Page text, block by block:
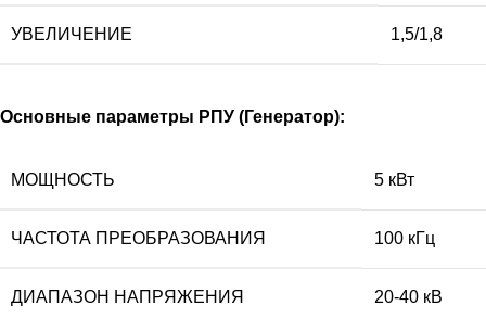
УВЕЛИЧЕНИЕ 1,5/1,8
Основные параметры РПУ (Генератор):
МОЩНОСТЬ 5 кВт
ЧАСТОТА ПРЕОБРАЗОВАНИЯ 100 кГц
ДИАПАЗОН НАПРЯЖЕНИЯ 20-40 кВ